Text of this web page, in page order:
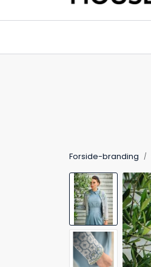
Skip to main content
Forside-branding